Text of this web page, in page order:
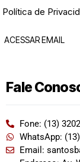
Política de
ACESSAR EMAIL
Fale
Fone: (13)
WhatsApp:
Email: